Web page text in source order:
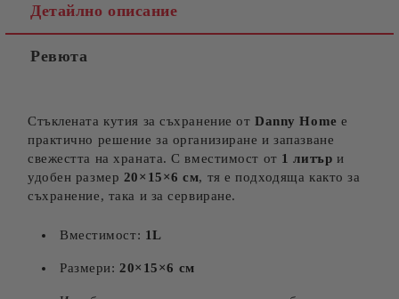
Детайлно описание
Ревюта
Стъклената кутия за съхранение отDanny Home е
практично решение за организиране и запазване
свежестта на храната. С вместимост от 1 литър и
удобен размер 20×15×6 см, тя е подходяща както за
съхранение, така и за сервиране.
Вместимост: 1L
Размери: 20×15×6 см